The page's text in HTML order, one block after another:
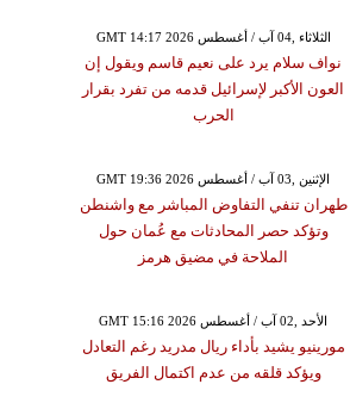
GMT 14:17 2026 الثلاثاء ,04 آب / أغسطس
نواف سلام يرد على نعيم قاسم ويقول إن
العون الأكبر لإسرائيل قدمه من تفرد بقرار
الحرب
GMT 19:36 2026 الإثنين ,03 آب / أغسطس
طهران تنفي التفاوض المباشر مع واشنطن
وتؤكد حصر المحادثات مع عُمان حول
الملاحة في مضيق هرمز
GMT 15:16 2026 الأحد ,02 آب / أغسطس
مورينيو يشيد بأداء ريال مدريد رغم التعادل
ويؤكد قلقه من عدم اكتمال الفريق